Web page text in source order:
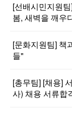
[선배시민지원
봄, 새벽을 깨우
[문화지원팀] 책
들"
[총무팀] [채용]
사) 채용 서류합